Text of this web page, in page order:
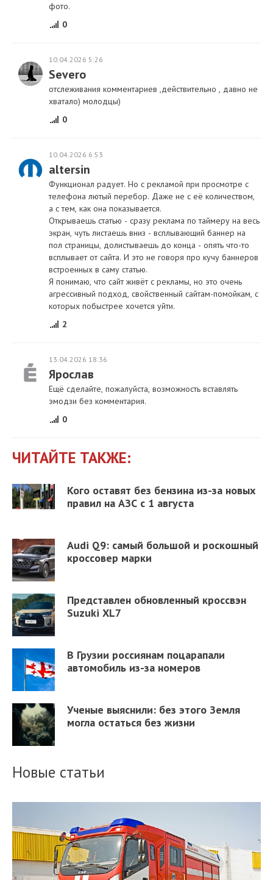
фото.
0
10.04.2026 5:26
Severo
отслеживания комментариев ,действительно , давно не
хватало) молодцы)
0
10.04.2026 6:53
altersin
Функционал радует. Но с рекламой при просмотре с
телефона лютый перебор. Даже не с её количеством,
а с тем, как она показывается.
Открываешь статью - сразу реклама по таймеру на весь
экран, чуть листаешь вниз - всплывающий баннер на
пол страницы, долистываешь до конца - опять что-то
всплывает от сайта. И это не говоря про кучу баннеров
встроенных в саму статью.
Я понимаю, что сайт живёт с рекламы, но это очень
агрессивный подход, свойственный сайтам-помойкам, с
которых побыстрее хочется уйти.
2
13.04.2026 18:36
Ярослав
Ещё сделайте, пожалуйста, возможность вставлять
эмодзи без комментария.
0
ЧИТАЙТЕ ТАКЖЕ:
Кого оставят без бензина из-за новых
правил на АЗС с 1 августа
Audi Q9: самый большой и роскошный
кроссовер марки
Представлен обновленный кроссвэн
Suzuki XL7
В Грузии россиянам поцарапали
автомобиль из-за номеров
Ученые выяснили: без этого Земля
могла остаться без жизни
Новые статьи